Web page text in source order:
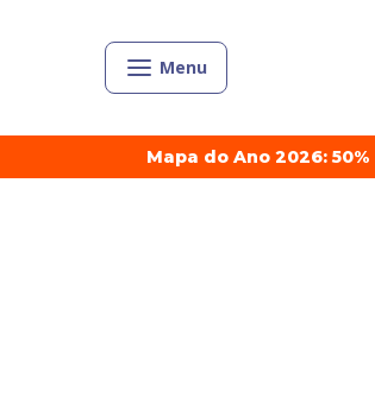
Menu
Mapa do Ano 2026: